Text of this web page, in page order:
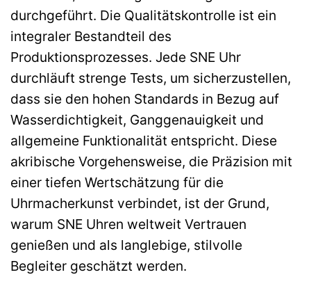
durchgeführt. Die Qualitätskontrolle ist ein
integraler Bestandteil des
Produktionsprozesses. Jede SNE Uhr
durchläuft strenge Tests, um sicherzustellen,
dass sie den hohen Standards in Bezug auf
Wasserdichtigkeit, Ganggenauigkeit und
allgemeine Funktionalität entspricht. Diese
akribische Vorgehensweise, die Präzision mit
einer tiefen Wertschätzung für die
Uhrmacherkunst verbindet, ist der Grund,
warum SNE Uhren weltweit Vertrauen
genießen und als langlebige, stilvolle
Begleiter geschätzt werden.